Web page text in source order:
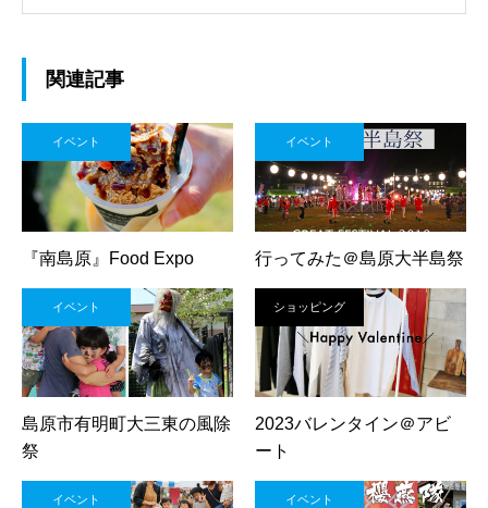
関連記事
イベント
『南島原』Food Expo
イベント
行ってみた＠島原大半島祭
イベント
島原市有明町大三東の風除
祭
ショッピング
2023バレンタイン＠アビ
ート
イベント イベント